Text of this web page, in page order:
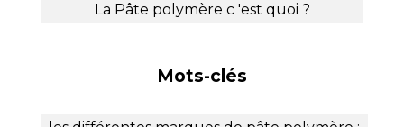
La Pâte polymère c 'est quoi ?
Mots-clés